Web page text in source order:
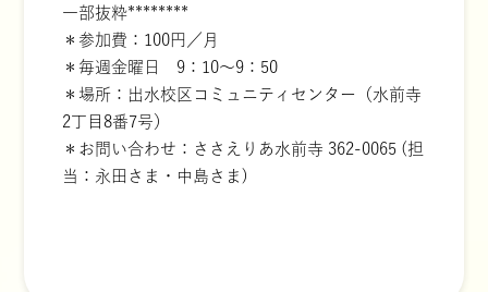
一部抜粋********
＊参加費：100円／月
＊毎週金曜日 9：10～9：50
＊場所：出水校区コミュニティセンター（水前寺
2丁目8番7号）
＊お問い合わせ：ささえりあ水前寺 362-0065 (担
当：永田さま・中島さま)